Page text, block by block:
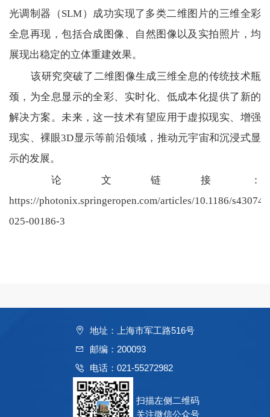
光调制器（SLM）成功实现了多类二维图片的三维全彩
全息再现，包括合成图像、自然图像以及实拍照片，均
展现出稳定的立体重建效果。
该研究突破了二维图像生成三维全息的传统技术瓶
颈，为全息显示的全彩、实时化、低成本化提供了新的
解决方案。未来，这一技术有望应用于虚拟现实、增强
现实、裸眼3D显示等前沿领域，推动元宇宙和沉浸式显
示的发展。
论文链接：
https://photonix.springeropen.com/articles/10.1186/s43074-
025-00186-3
地址：上海市军工路516号
邮编：200093
电话：021-55272982
扫描左侧二维码
关注微信公众号